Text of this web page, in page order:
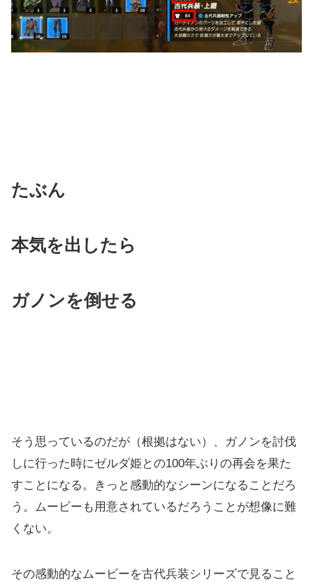
たぶん
本気を出したら
ガノンを倒せる
そう思っているのだが（根拠はない）、ガノンを討伐
しに行った時にゼルダ姫との100年ぶりの再会を果た
すことになる。きっと感動的なシーンになることだろ
う。ムービーも用意されているだろうことが想像に難
くない。
その感動的なムービーを古代兵装シリーズで見ること